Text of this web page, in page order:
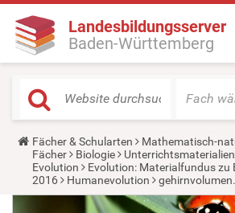
Landesbildungsserver
Baden-Württemberg
Fach
Y
o
u
a
r
Fächer & Schularten
Mathematisch-
Fächer
Biologie Unterrichtsmaterialien
Evolution
Evolution: Materialfundus zu
2016
Humanevolution